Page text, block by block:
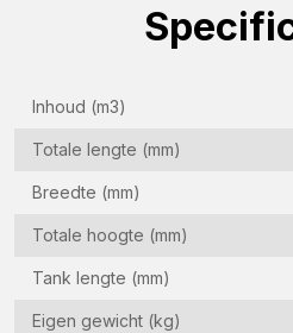
Inhoud (m3)
Totale lengte (mm)
Breedte (mm)
Totale hoogte (mm)
Tank lengte (mm)
Eigen gewicht (kg)
(Vereist)
Land
(Vereist)
Woonplaats
(Vereist)
Vraag